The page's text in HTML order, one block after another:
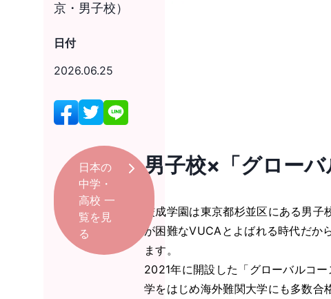
京・男子校）
日付
2026.06.25
日本の
中学・
高校 一
覧を見
る
男子校×「グロー
佼成学園は東京都杉並区にある男
が困難なVUCAとよばれる時代だか
ます。
2021年に開設した「グローバルコ
学をはじめ海外難関大学にも多数合